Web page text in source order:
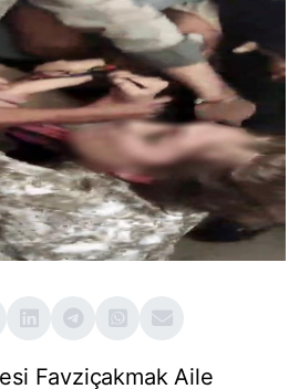
Favziçakmak Aile